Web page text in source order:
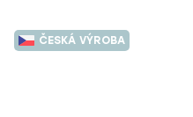
ČESKÁ VÝROBA